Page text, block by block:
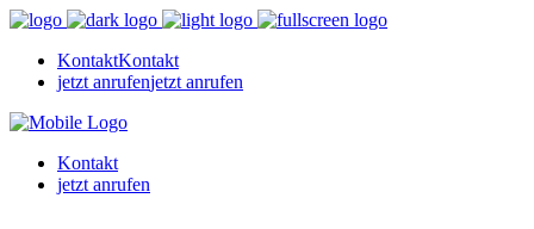
KontaktKontakt
jetzt anrufenjetzt anrufen
Kontakt
jetzt anrufen